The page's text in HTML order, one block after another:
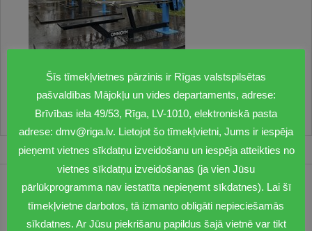
1201
dmv@riga.lv
Šīs tīmekļvietnes pārzinis ir Rīgas valstspilsētas
pašvaldības Mājokļu un vides departaments, adrese:
Brīvības iela 49/53, Rīga, LV-1010, elektroniskā pasta
adrese: dmv@riga.lv. Lietojot šo tīmekļvietni, Jums ir iespēja
pieņemt vietnes sīkdatņu izveidošanu un iespēja atteikties no
vietnes sīkdatņu izveidošanas (ja vien Jūsu
pārlūkprogramma nav iestatīta nepieņemt sīkdatnes). Lai šī
tīmekļvietne darbotos, tā izmanto obligāti nepieciešamās
sīkdatnes. Ar Jūsu piekrišanu papildus šajā vietnē var tikt